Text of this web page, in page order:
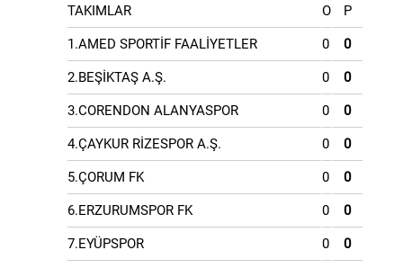
TAKIMLAR O P
1.AMED SPORTİF FAALİYETLER 0 0
2.BEŞİKTAŞ A.Ş. 0 0
3.CORENDON ALANYASPOR 0 0
4.ÇAYKUR RİZESPOR A.Ş. 0 0
5.ÇORUM FK 0 0
6.ERZURUMSPOR FK 0 0
7.EYÜPSPOR 0 0